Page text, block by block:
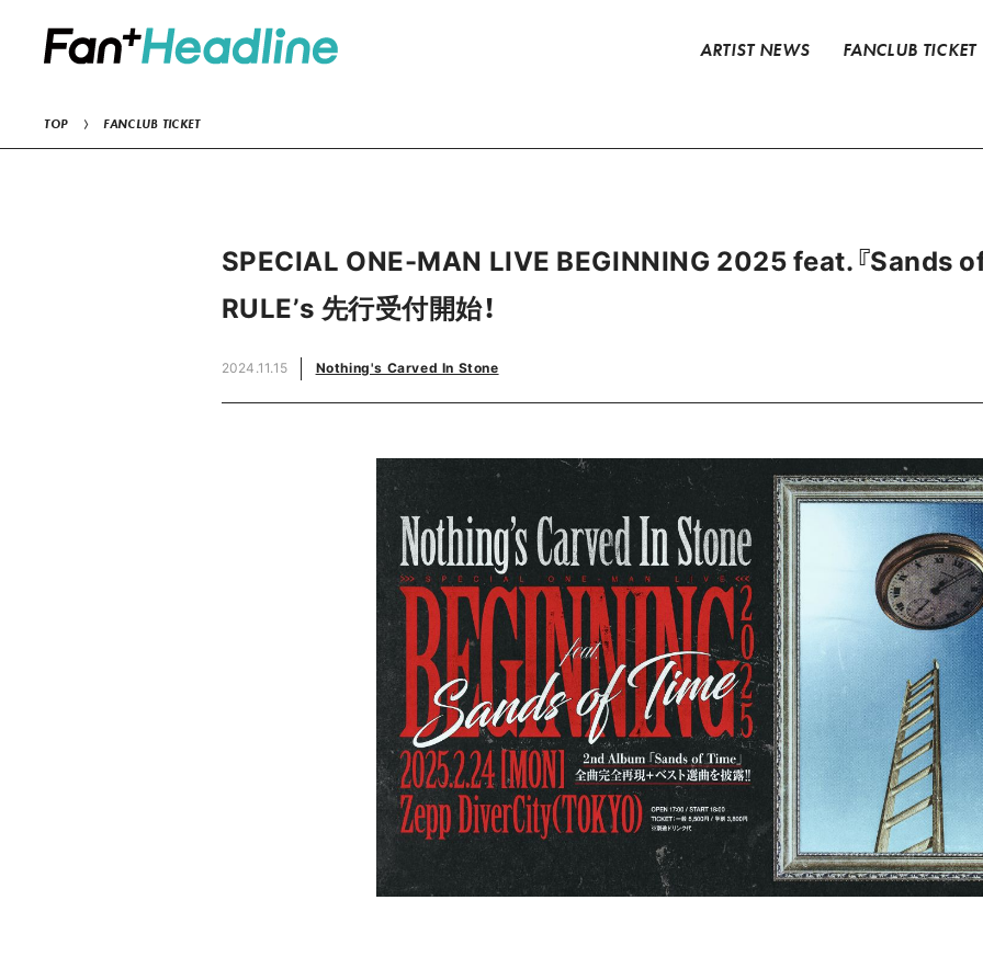
ARTIST NEWS FANCLUB TICKET
TOP FANCLUB TICKET
SPECIAL ONE-MAN LIVE BEGINNING 2025 feat.『Sands of
RULEʼs 先行受付開始！
2024.11.15 Nothing's Carved In Stone